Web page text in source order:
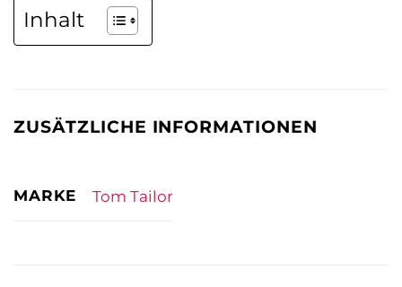
Inhalt
ZUSÄTZLICHE INFORMATIONEN
MARKE Tom Tailor